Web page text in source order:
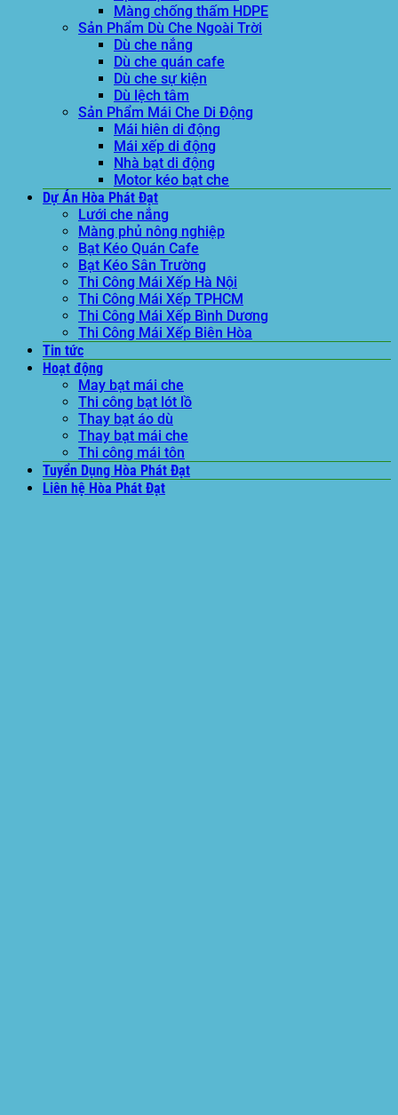
Màng chống thấm HDPE
Sản Phẩm Dù Che Ngoài Trời
Dù che nắng
Dù che quán cafe
Dù che sự kiện
Dù lệch tâm
Sản Phẩm Mái Che Di Động
Mái hiên di động
Mái xếp di động
Nhà bạt di động
Motor kéo bạt che
Dự Án Hòa Phát Đạt
Lưới che nắng
Màng phủ nông nghiệp
Bạt Kéo Quán Cafe
Bạt Kéo Sân Trường
Thi Công Mái Xếp Hà Nội
Thi Công Mái Xếp TPHCM
Thi Công Mái Xếp Bình Dương
Thi Công Mái Xếp Biên Hòa
Tin tức
Hoạt động
May bạt mái che
Thi công bạt lót lồ
Thay bạt áo dù
Thay bạt mái che
Thi công mái tôn
Tuyển Dụng Hòa Phát Đạt
Liên hệ Hòa Phát Đạt